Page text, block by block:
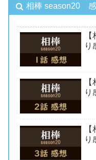
相棒 season20
り
り
り